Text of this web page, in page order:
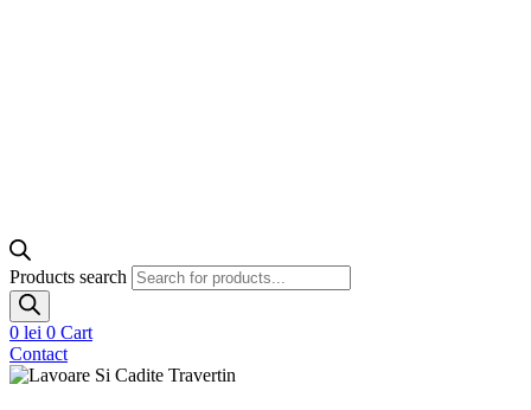
Products search
0 lei 0 Cart
Contact